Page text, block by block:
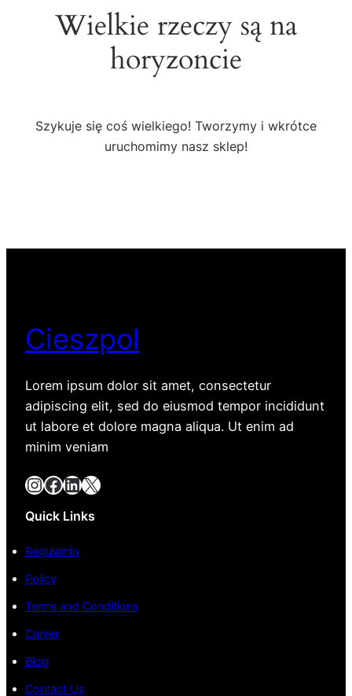
Wielkie rzeczy są na
horyzoncie
Szykuje się coś wielkiego! Tworzymy i wkrótce
uruchomimy nasz sklep!
Cieszpol
Lorem ipsum dolor sit amet, consectetur
adipiscing elit, sed do eiusmod tempor incididunt
ut labore et dolore magna aliqua. Ut enim ad
minim veniam
InstagramFacebook LinkedIn X
Quick Links
Regulamin
Policy
Terms and Conditions
Career
Blog
Contact Us